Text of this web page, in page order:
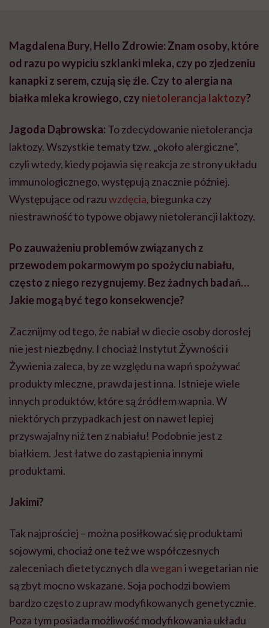
Magdalena Bury, Hello Zdrowie: Znam osoby, które
od razu po wypiciu szklanki mleka, czy po zjedzeniu
kanapki z serem, czują się źle. Czy to alergia na
białka mleka krowiego, czy nietolerancja laktozy?
Jagoda Dąbrowska: To zdecydowanie nietolerancja
laktozy. Wszystkie tematy tzw. „około alergiczne”,
czyli wtedy, kiedy pojawia się reakcja ze strony układu
immunologicznego, występują znacznie później.
Występujące od razuwzdęcia, biegunka czy
niestrawność to typowe objawy nietolerancji laktozy.
Po zauważeniu problemów związanych z
przewodem pokarmowym po spożyciu nabiału,
często z niego rezygnujemy. Bez żadnych badań…
Jakie mogą być tego konsekwencje?
Zacznijmy od tego, że nabiał w diecie osoby dorosłej
nie jest niezbędny. I chociaż Instytut Żywności i
Żywienia zaleca, by ze względu na wapń spożywać
produkty mleczne, prawda jest inna. Istnieje wiele
innych produktów, które są źródłem wapnia. W
niektórych przypadkach jest on nawet lepiej
przyswajalny niż ten z nabiału! Podobnie jest z
białkiem. Jest łatwe do zastąpienia innymi
produktami.
Jakimi?
Tak najprościej – można posiłkować się produktami
sojowymi, chociaż one też we współczesnych
zaleceniach dietetycznych dlawegani wegetarian nie
są zbyt mocno wskazane. Soja pochodzi bowiem
bardzo często z upraw modyfikowanych genetycznie.
Poza tym posiada możliwość modyfikowania układu